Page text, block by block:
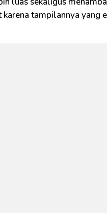
karena tampilannya yang